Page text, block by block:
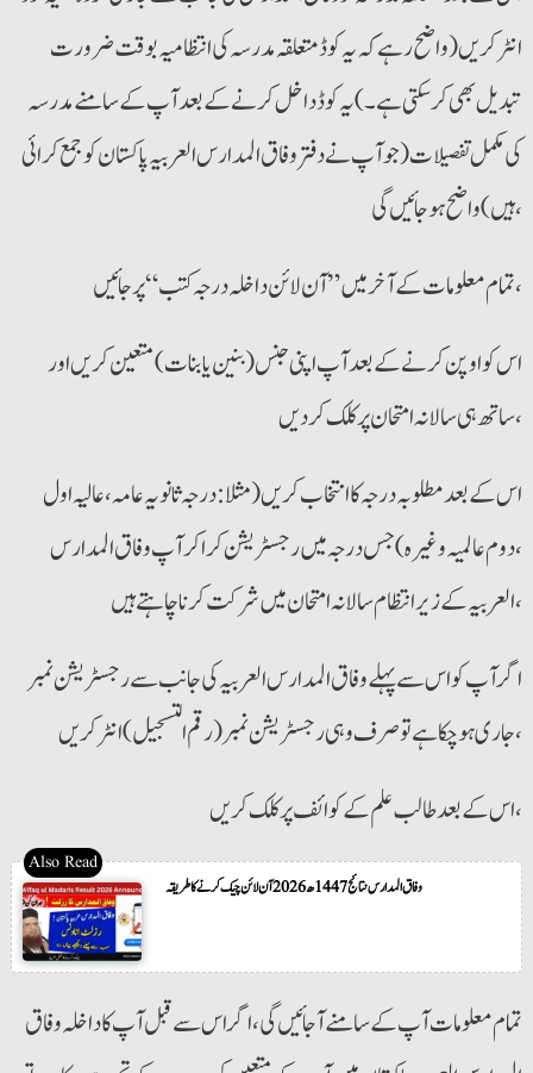
انٹر کریں ( واضح رہے کہ یہ کوڈ متعلقہ مدرسہ کی انتظامیہ بوقت ضرورت
تبدیل بھی کرسکتی ہے۔)یہ کوڈ داخل کرنے کے بعد آپ کے سامنے مدرسہ
کی مکمل تفصیلات (جو آپ نے دفتر وفاق المدارس العربیہ پاکستان کو جمع کرائی
ہیں) واضح ہوجائیں گی،
تمام معلومات کے آخر میں” آن لائن داخلہ درجہ کتب “پر جائیں ،
اس کو اوپن کرنے کے بعد آپ اپنی جنس ( بنین یا بنات ) متعین کریں اور
ساتھ ہی سالانہ امتحان پر کلک کردیں،
اس کے بعد مطلوبہ درجہ کا انتخاب کریں (مثلا : درجہ ثانویہ عامہ ،عالیہ اول
،دوم عالمیہ وغیرہ)جس درجہ میں رجسٹریشن کراکر آپ وفاق المدارس
العربیہ کے زیر انتظام سالانہ امتحان میں شرکت کرنا چاہتے ہیں،
اگر آپ کو اس سے پہلے وفاق المدارس العربیہ کی جانب سے رجسٹریشن نمبر
جاری ہوچکا ہے تو صرف وہی رجسٹریشن نمبر(رقم التسجیل) انٹر کریں ،
اس کے بعد طالب علم کے کوائف پر کلک کریں ،
وفاق المدارس نتائج 1447ھ 2026 آن لائن چیک کرنے کا طریقہ
تمام معلومات آپ کے سامنے آجائیں گی، اگر اس سے قبل آپ کا داخلہ وفاق